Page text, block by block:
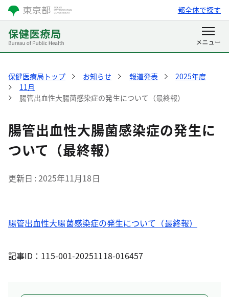
都全体で探す
保健医療局トップ お知らせ 報道発表
2025年度
11月
腸管出血性大腸菌感染症の発生について（最終報）
腸管出血性大腸菌感染症の発生に
ついて（最終報）
更新日 2025年11月18日
腸管出血性大腸菌感染症の発生について（最終報）
記事ID：115-001-20251118-016457